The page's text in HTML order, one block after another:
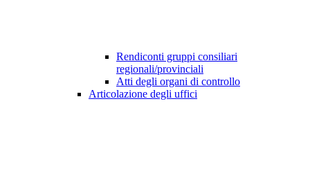
Rendiconti gruppi consiliari
regionali/provinciali
Atti degli organi di controllo
Articolazione degli uffici